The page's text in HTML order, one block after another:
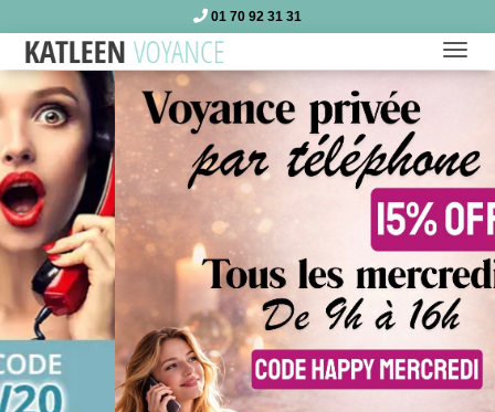
01 70 92 31 31